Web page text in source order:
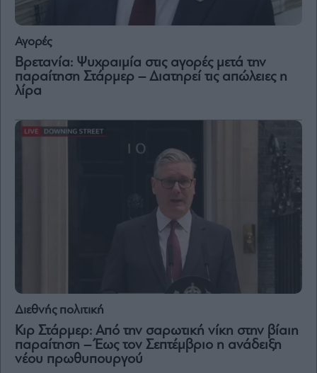
Αγορές
Βρετανία: Ψυχραιμία στις αγορές μετά την
παραίτηση Στάρμερ – Διατηρεί τις απώλειες η
λίρα
Διεθνής πολιτική
Κιρ Στάρμερ: Από την σαρωτική νίκη στην βίαιη
παραίτηση – Έως τον Σεπτέμβριο η ανάδειξη
νέου πρωθυπουργού